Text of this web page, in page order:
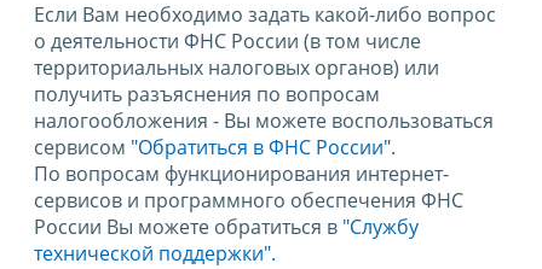
Если Вам необходимо задать какой-либо вопрос
о деятельности ФНС России (в том числе
территориальных налоговых органов) или
получить разъяснения по вопросам
налогообложения - Вы можете воспользоваться
сервисом "Обратиться в ФНС России".
По вопросам функционирования интернет-
сервисов и программного обеспечения ФНС
России Вы можете обратиться в "Службу
технической поддержки".